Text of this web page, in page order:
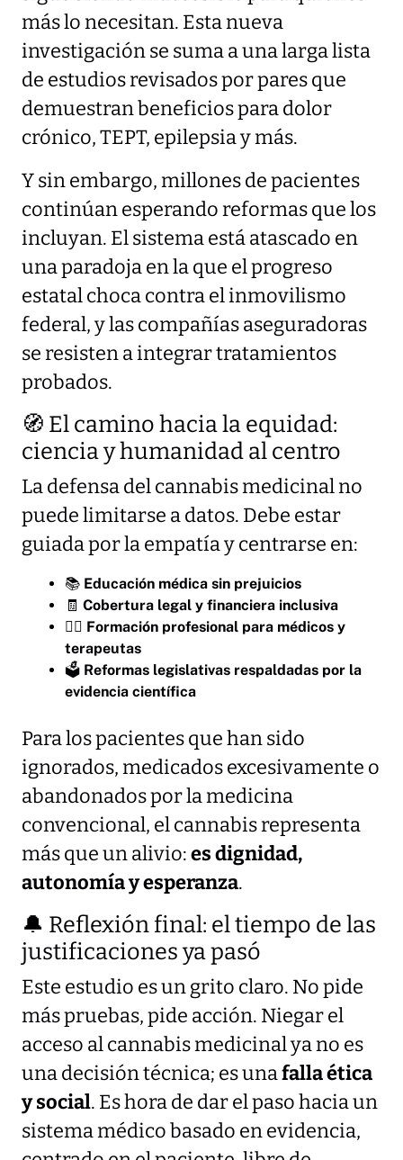
más lo necesitan. Esta nueva
investigación se suma a una larga lista
de estudios revisados por pares que
demuestran beneficios para dolor
crónico, TEPT, epilepsia y más.
Y sin embargo, millones de pacientes
continúan esperando reformas que los
incluyan. El sistema está atascado en
una paradoja en la que el progreso
estatal choca contra el inmovilismo
federal, y las compañías aseguradoras
se resisten a integrar tratamientos
probados.
🧭 El camino hacia la equidad:
ciencia y humanidad al centro
La defensa del cannabis medicinal no
puede limitarse a datos. Debe estar
guiada por la empatía y centrarse en:
📚 Educación médica sin prejuicios
🧾 Cobertura legal y financiera inclusiva
🧑‍⚕️ Formación profesional para médicos y
terapeutas
🗳️ Reformas legislativas respaldadas por la
evidencia científica
Para los pacientes que han sido
ignorados, medicados excesivamente o
abandonados por la medicina
convencional, el cannabis representa
más que un alivio:es dignidad,
autonomía y esperanza.
🔔 Reflexión final: el tiempo de las
justificaciones ya pasó
Este estudio es un grito claro. No pide
más pruebas, pide acción. Niegar el
acceso al cannabis medicinal ya no es
una decisión técnica; es unafalla ética
y social. Es hora de dar el paso hacia un
sistema médico basado en evidencia,